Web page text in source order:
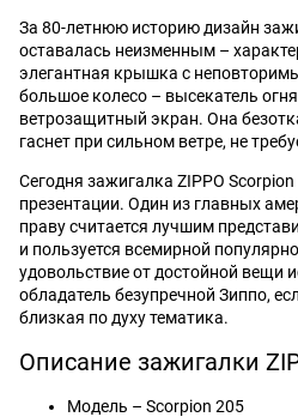
За 80-летнюю историю дизайн
оставалась неизменным –
элегантная крышка с
большое колесо – высекатель
ветрозащитный экран. Она
гаснет при сильном ветре, не
Сегодня зажигалка ZIPPO
презентации. Один из главных
праву считается лучшим
и пользуется всемирной
удовольствие от достойной вещи
обладатель безупречной Зиппо,
близкая по духу тематика.
Описание зажигалки
Модель – Scorpion 205